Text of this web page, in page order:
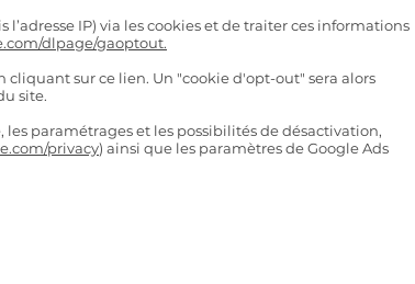
IP) via les cookies et de traiter ces informations
dlpage/gaoptout.
sur ce lien. Un "cookie d'opt-out" sera alors
site.
paramétrages et les possibilités de désactivation,
privacy) ainsi que les paramètres de Google Ads